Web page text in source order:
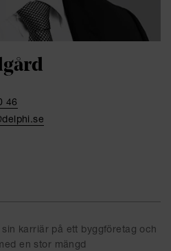
46
karriär på ett byggföretag och
en stor mängd